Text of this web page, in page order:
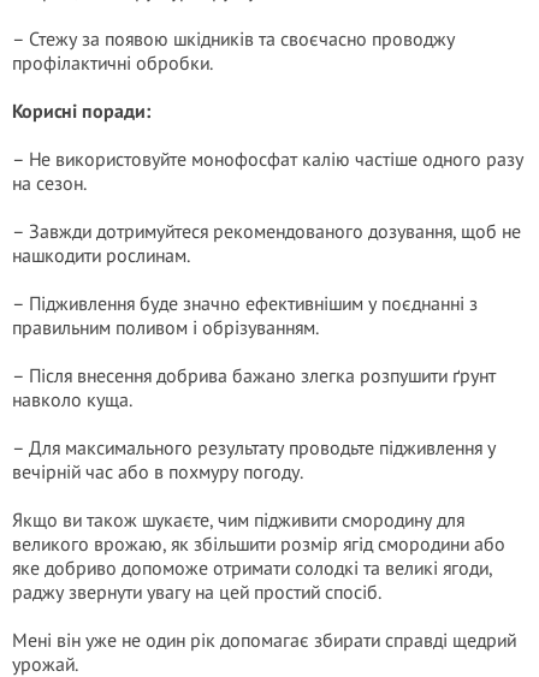
– Стежу за появою шкідників та своєчасно проводжу
профілактичні обробки.
Корисні поради:
– Не використовуйте монофосфат калію частіше одного разу
на сезон.
– Завжди дотримуйтеся рекомендованого дозування, щоб не
нашкодити рослинам.
– Підживлення буде значно ефективнішим у поєднанні з
правильним поливом і обрізуванням.
– Після внесення добрива бажано злегка розпушити ґрунт
навколо куща.
– Для максимального результату проводьте підживлення у
вечірній час або в похмуру погоду.
Якщо ви також шукаєте, чим підживити смородину для
великого врожаю, як збільшити розмір ягід смородини або
яке добриво допоможе отримати солодкі та великі ягоди,
раджу звернути увагу на цей простий спосіб.
Мені він уже не один рік допомагає збирати справді щедрий
урожай.